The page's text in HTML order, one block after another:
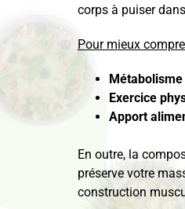
corps à puiser
Pour mieux
Exercice
Apport
En outre, la
préserve votre
construction